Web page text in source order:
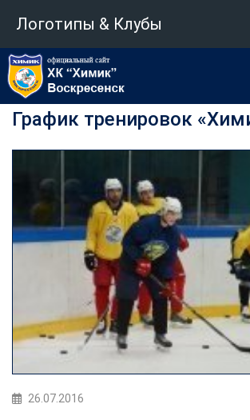
Логотипы & Клубы
График тренировок
26.07.2016